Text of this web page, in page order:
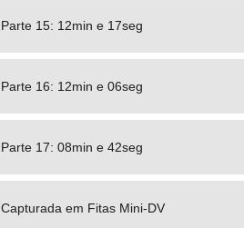
Parte 15: 12min e 17seg
Parte 16: 12min e 06seg
Parte 17: 08min e 42seg
Capturada em Fitas Mini-DV